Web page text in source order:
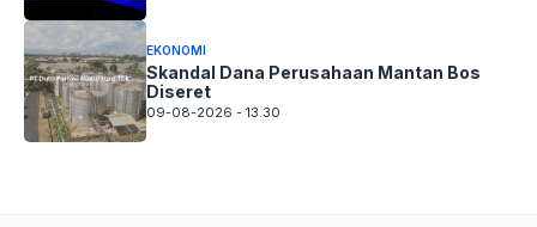
EKONOMI
Skandal Dana Perusahaan Mantan Bos
Diseret
09-08-2026 - 13.30